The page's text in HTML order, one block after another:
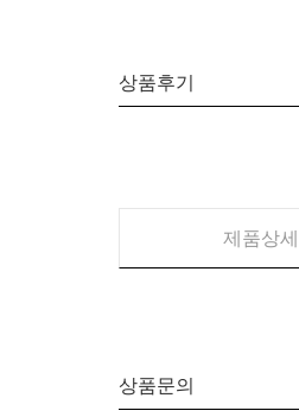
상품후기
제품상세
상품문의